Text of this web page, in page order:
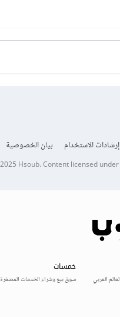
إرشادات الاستخدام بيان الخصوصية
Hsoub.Content licensed under